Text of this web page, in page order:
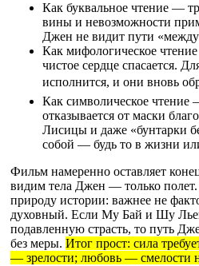
Как буквальное чтение —
вины и невозможности
Джен не видит пути
Как мифологическое
чистое сердце спасается.
исполнится, и они вновь
Как символическое
отказывается от маски
Лисицы и даже «бунтарки
собой — будь то в жизни
Фильм намеренно оставляет
видим тела Джен — только полет.
природу истории: важнее не
духовный. Если Му Бай и Шу
подавленную страсть, то путь
без меры. Итог прост: сила
— зрелости; любовь — смелости